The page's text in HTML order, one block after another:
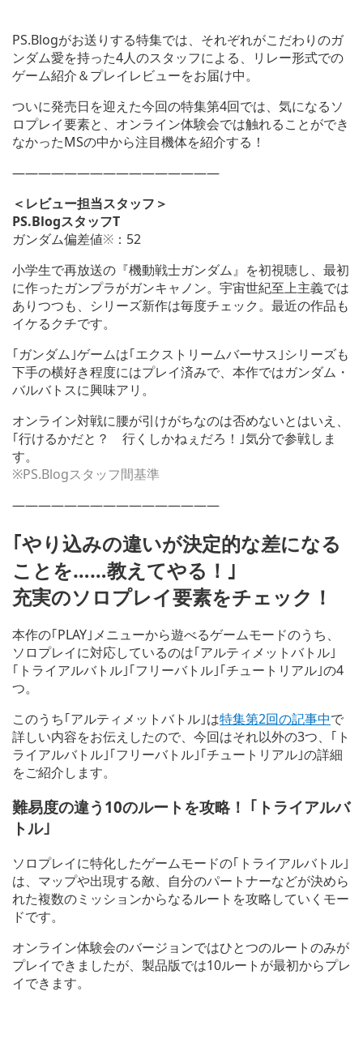
PS.Blogがお送りする特集では、それぞれがこだわりのガ
ンダム愛を持った4人のスタッフによる、リレー形式での
ゲーム紹介＆プレイレビューをお届け中。
ついに発売日を迎えた今回の特集第4回では、気になるソ
ロプレイ要素と、オンライン体験会では触れることができ
なかったMSの中から注目機体を紹介する！
————————————————
＜レビュー担当スタッフ＞
PS.BlogスタッフT
ガンダム偏差値※ ：52
小学生で再放送の『機動戦士ガンダム』を初視聴し、最初
に作ったガンプラがガンキャノン。宇宙世紀至上主義では
ありつつも、シリーズ新作は毎度チェック。最近の作品も
イケるクチです。
｢ガンダム｣ゲームは｢エクストリームバーサス｣シリーズも
下手の横好き程度にはプレイ済みで、本作ではガンダム・
バルバトスに興味アリ。
オンライン対戦に腰が引けがちなのは否めないとはいえ、
｢行けるかだと？ 行くしかねぇだろ！｣気分で参戦しま
す。
※PS.Blogスタッフ間基準
————————————————
｢やり込みの違いが決定的な差になる
ことを……教えてやる！｣
充実のソロプレイ要素をチェック！
本作の｢PLAY｣メニューから遊べるゲームモードのうち、
ソロプレイに対応しているのは｢アルティメットバトル｣
｢トライアルバトル｣｢フリーバトル｣｢チュートリアル｣の4
つ。
このうち｢アルティメットバトル｣は特集第2回の記事中で
詳しい内容をお伝えしたので、今回はそれ以外の3つ、｢ト
ライアルバトル｣｢フリーバトル｣｢チュートリアル｣の詳細
をご紹介します。
難易度の違う10のルートを攻略！ ｢トライアルバ
トル｣
ソロプレイに特化したゲームモードの｢トライアルバトル｣
は、マップや出現する敵、自分のパートナーなどが決めら
れた複数のミッションからなるルートを攻略していくモー
ドです。
オンライン体験会のバージョンではひとつのルートのみが
プレイできましたが、製品版では10ルートが最初からプレ
イできます。